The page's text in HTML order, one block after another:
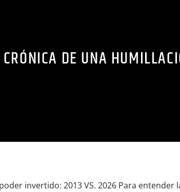
CRÓNICA DE UNA
invertido: 2013 VS. 2026 Para entender